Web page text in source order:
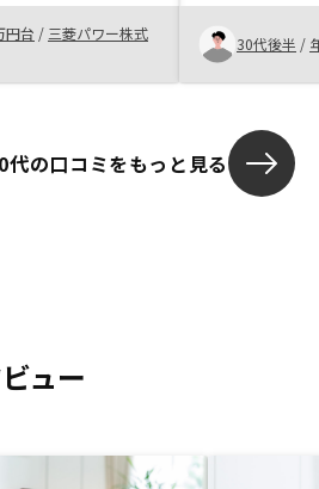
円台 / 三菱パワー株式
30代後半 /
代の口コミをもっと見る
ュー